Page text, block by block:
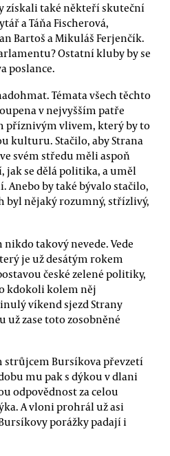
získali také někteří skuteční
a Táňa Fischerová,
Bartoš a Mikuláš Ferjenčík.
Ostatní kluby by se
poslance.
Témata všech těchto
v nejvyšším patře
příznivým vlivem, který by to
kulturu. Stačilo, aby Strana
svém středu měli aspoň
jak se dělá politika, a uměl
Anebo by také bývalo stačilo,
byl nějaký rozumný, střízlivý,
takový nevede. Vede
je už desátým rokem
české zelené politiky,
kdokoli kolem něj
víkend sjezd Strany
už zase toto zosobněné
Bursíkova převzetí
mu pak s dýkou v dlani
odpovědnost za celou
A vloni prohrál už asi
porážky padají i